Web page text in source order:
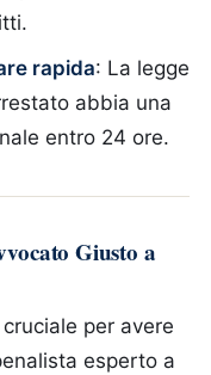
rapida: La legge
abbia una
entro 24 ore.
Giusto a
per avere
esperto a